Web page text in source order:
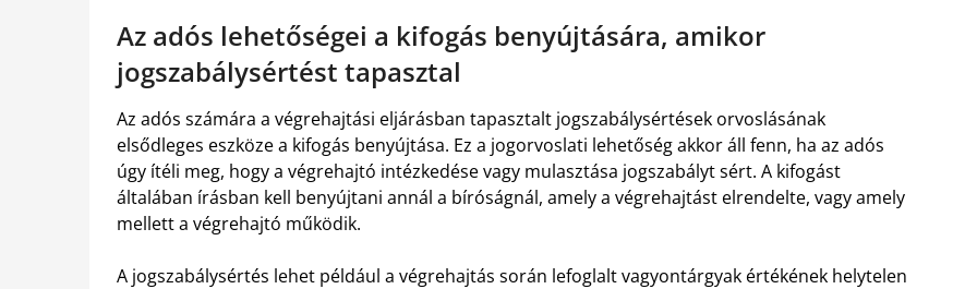
Az adós lehetőségei a kifogás benyújtására, amikor
jogszabálysértést tapasztal
Az adós számára a végrehajtási eljárásban tapasztalt jogszabálysértések orvoslásának
elsődleges eszköze a kifogás benyújtása. Ez a jogorvoslati lehetőség akkor áll fenn, ha az adós
úgy ítéli meg, hogy a végrehajtó intézkedése vagy mulasztása jogszabályt sért. A kifogást
általában írásban kell benyújtani annál a bíróságnál, amely a végrehajtást elrendelte, vagy amely
mellett a végrehajtó működik.
A jogszabálysértés lehet például a végrehajtás során lefoglalt vagyontárgyak értékének helytelen